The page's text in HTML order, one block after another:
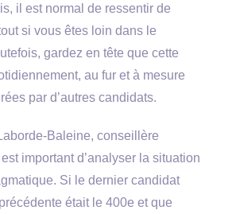
il est normal de ressentir de
si vous êtes loin dans le
gardez en tête que cette
au fur et à mesure
par d’autres candidats.
Baleine, conseillère
important d’analyser la situation
Si le dernier candidat
était le 400e et que